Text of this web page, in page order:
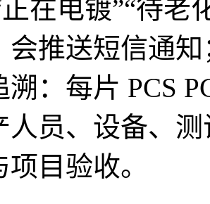
正在电镀”“待
会推送短信通知
溯：每片 PCS
人员、设备、
目验收。